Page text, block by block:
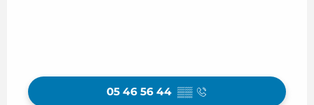
05 46 56 44 ▒▒